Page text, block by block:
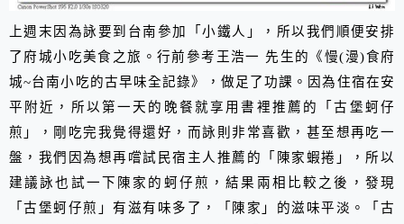
上週末因為詠要到台南參加「小鐵人」，所以我們順便安排
了府城小吃美食之旅。行前參考王浩一 先生的《慢(漫)食府
城~台南小吃的古早味全記錄》，做足了功課。因為住宿在安
平附近，所以第一天的晚餐就享用書裡推薦的「古堡蚵仔
煎」，剛吃完我覺得還好，而詠則非常喜歡，甚至想再吃一
盤，我們因為想再嚐試民宿主人推薦的「陳家蝦捲」，所以
建議詠也試一下陳家的蚵仔煎，結果兩相比較之後，發現
「古堡蚵仔煎」有滋有味多了，「陳家」的滋味平淡。「古